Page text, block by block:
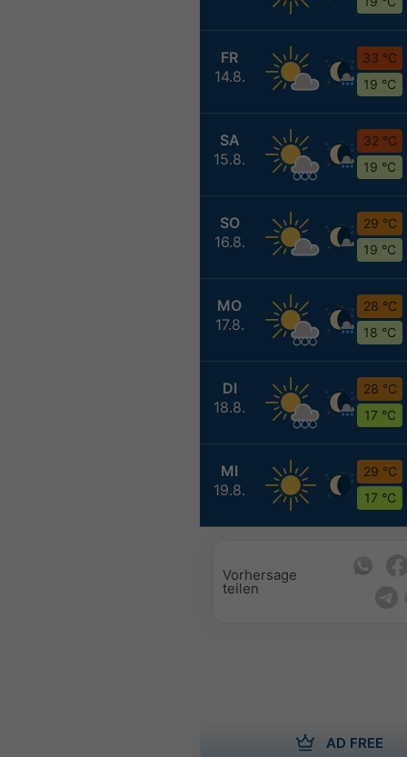
FR
14.8.
33 °C
19 °C
SA
15.8.
32 °C
19 °C
SO
16.8.
29 °C
19 °C
MO
17.8.
28 °C
18 °C
DI
18.8.
28 °C
17 °C
MI
19.8.
29 °C
17 °C
Vorhersage
teilen
AD FREE